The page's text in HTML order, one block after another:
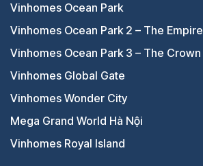
Vinhomes Ocean Park
Vinhomes Ocean Park 2 – The Empire
Vinhomes Ocean Park 3 – The Crown
Vinhomes Global Gate
Vinhomes Wonder City
Mega Grand World Hà Nội
Vinhomes Royal Island